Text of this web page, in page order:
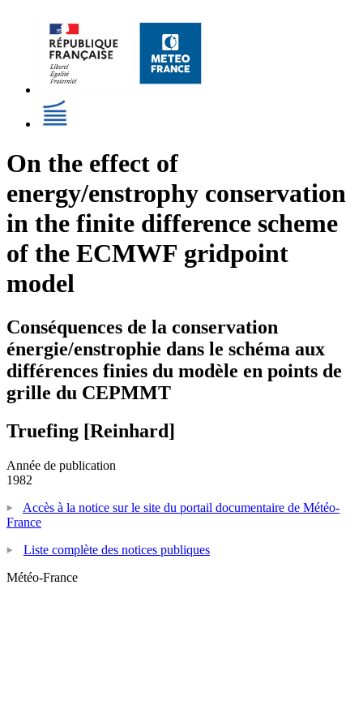
On the effect of
energy/enstrophy conservation
in the finite difference scheme
of the ECMWF gridpoint
model
Conséquences de la conservation
énergie/enstrophie dans le schéma aux
différences finies du modèle en points de
grille du CEPMMT
Truefing [Reinhard]
Année de publication
1982
Accès à la notice sur le site du portail documentaire de Météo-
France
Liste complète des notices publiques
Météo-France